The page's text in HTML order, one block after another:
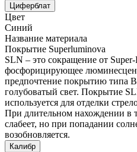
Циферблат
Цвет
Синий
Название материала
Покрытие Superluminova
SLN – это сокращение от
фосфорицирующее
предпочтение покрытию типа
голубоватый свет. Покрытие
используется для отделки
При длительном нахождении в
слабеет, но при попадании
возобновляется.
Калибр